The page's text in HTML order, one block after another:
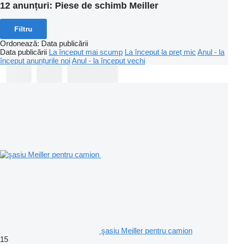
12 anunțuri: Piese de schimb Meiller
Filtru
Ordonează: Data publicării
Data publicării La început mai scump La început la preț mic Anul - la
început anunțurile noiAnul - la început vechi
şasiu Meiller pentru camion
15